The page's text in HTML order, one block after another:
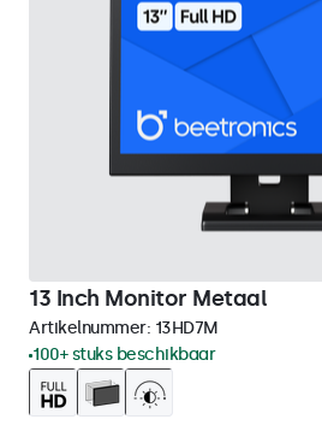
13 Inch Monitor Metaal
Artikelnummer: 13HD7M
100+ stuks beschikbaar